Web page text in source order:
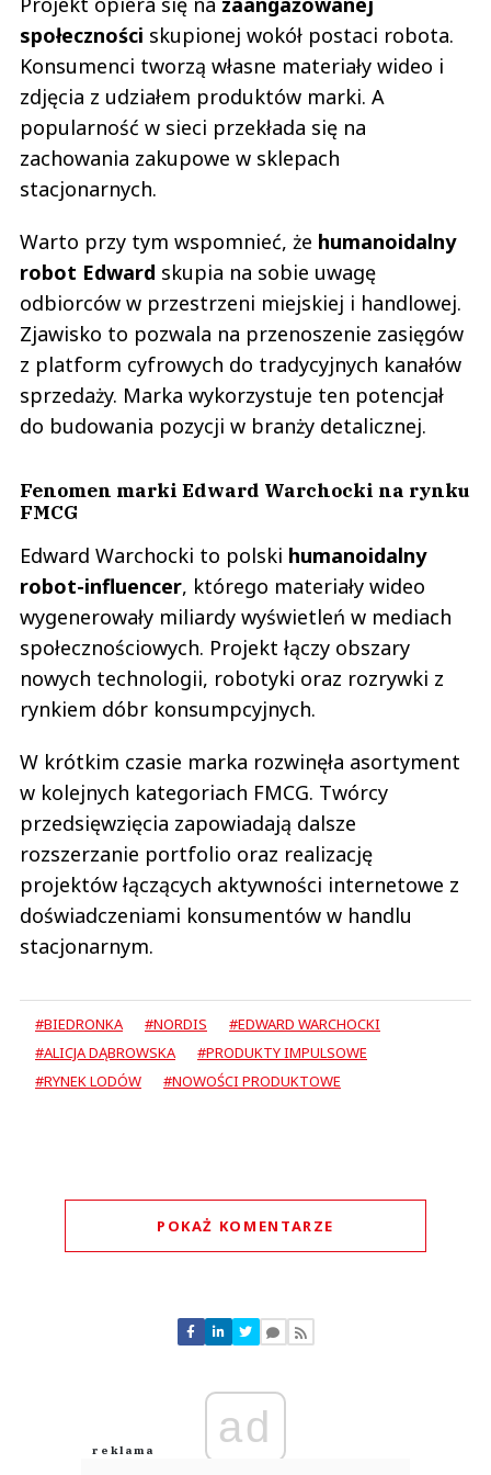
społeczności skupionej wokół postaci robota.
Konsumenci tworzą własne materiały wideo i
zdjęcia z udziałem produktów marki. A
popularność w sieci przekłada się na
zachowania zakupowe w sklepach
stacjonarnych.
Warto przy tym wspomnieć, że humanoidalny
robot Edward skupia na sobie uwagę
odbiorców w przestrzeni miejskiej i handlowej.
Zjawisko to pozwala na przenoszenie zasięgów
z platform cyfrowych do tradycyjnych kanałów
sprzedaży. Marka wykorzystuje ten potencjał
do budowania pozycji w branży detalicznej.
Fenomen marki Edward Warchocki na rynku
FMCG
Edward Warchocki to polski humanoidalny
robot-influencer, którego materiały wideo
wygenerowały miliardy wyświetleń w mediach
społecznościowych. Projekt łączy obszary
nowych technologii, robotyki oraz rozrywki z
rynkiem dóbr konsumpcyjnych.
W krótkim czasie marka rozwinęła asortyment
w kolejnych kategoriach FMCG. Twórcy
przedsięwzięcia zapowiadają dalsze
rozszerzanie portfolio oraz realizację
projektów łączących aktywności internetowe z
doświadczeniami konsumentów w handlu
stacjonarnym.
#BIEDRONKA #NORDIS
#EDWARD WARCHOCKI
#ALICJA DĄBROWSKA
#PRODUKTY IMPULSOWE
#RYNEK LODÓW
#NOWOŚCI PRODUKTOWE
POKAŻ KOMENTARZE
Patriotic
26.07.2026 / 10:38
ad